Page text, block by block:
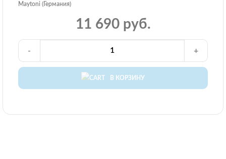
Maytoni (Германия)
11 690 руб.
В КОРЗИНУ
- +